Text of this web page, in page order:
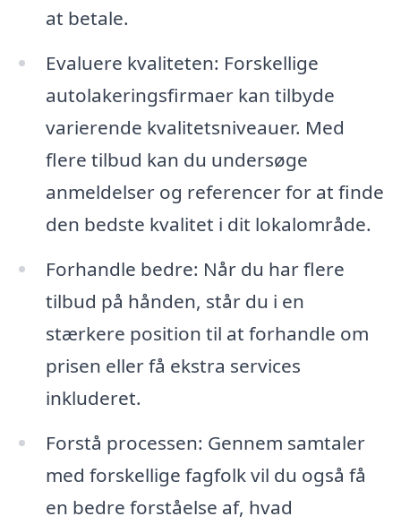
at betale.
Evaluere kvaliteten: Forskellige
autolakeringsfirmaer kan tilbyde
varierende kvalitetsniveauer. Med
flere tilbud kan du undersøge
anmeldelser og referencer for at finde
den bedste kvalitet i dit lokalområde.
Forhandle bedre: Når du har flere
tilbud på hånden, står du i en
stærkere position til at forhandle om
prisen eller få ekstra services
inkluderet.
Forstå processen: Gennem samtaler
med forskellige fagfolk vil du også få
en bedre forståelse af, hvad